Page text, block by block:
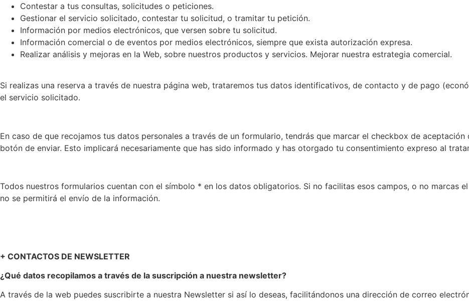
Contestar a tus consultas, solicitudes o peticiones.
Gestionar el servicio solicitado, contestar tu solicitud, o tramitar tu petición.
Información por medios electrónicos, que versen sobre tu solicitud.
Información comercial o de eventos por medios electrónicos, siempre que exista autorización expresa.
Realizar análisis y mejoras en la Web, sobre nuestros productos y servicios. Mejorar nuestra estrategia comercial.
Si realizas una reserva a través de nuestra página web, trataremos tus datos identificativos, de contacto y de pago
el servicio solicitado.
En caso de que recojamos tus datos personales a través de un formulario, tendrás que marcar el checkbox de
botón de enviar. Esto implicará necesariamente que has sido informado y has otorgado tu consentimiento expreso al
Todos nuestros formularios cuentan con el símbolo * en los datos obligatorios. Si no facilitas esos campos, o no marcas
no se permitirá el envío de la información.
+ CONTACTOS DE NEWSLETTER
¿Qué datos recopilamos a través de la suscripción a nuestra newsletter?
A través de la web puedes suscribirte a nuestra Newsletter si así lo deseas, facilitándonos una dirección de correo